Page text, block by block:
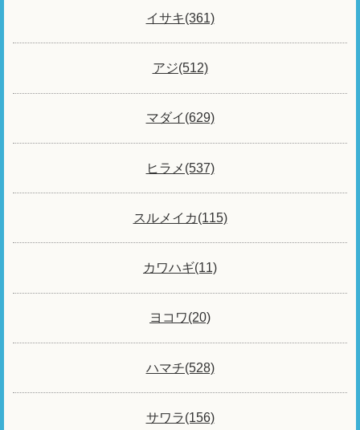
イサキ(361)
アジ(512)
マダイ(629)
ヒラメ(537)
スルメイカ(115)
カワハギ(11)
ヨコワ(20)
ハマチ(528)
サワラ(156)